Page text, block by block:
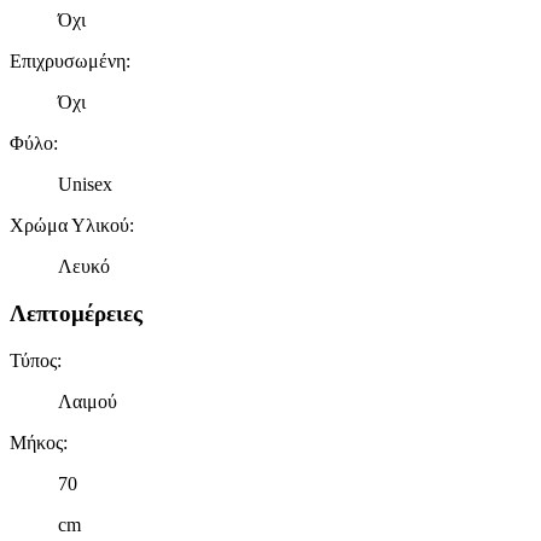
Όχι
Επιχρυσωμένη:
Όχι
Φύλο:
Unisex
Χρώμα Υλικού:
Λευκό
Λεπτομέρειες
Τύπος:
Λαιμού
Μήκος:
70
cm